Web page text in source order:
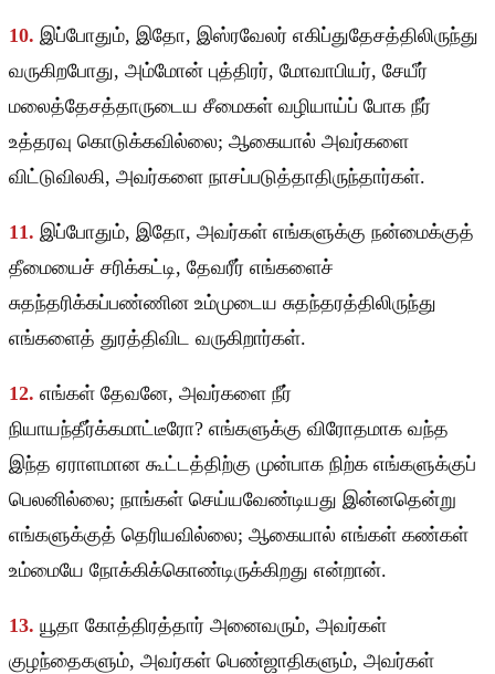
10. இப்போதும், இதோ, இஸ்ரவேலர் எகிப்துதேசத்திலிருந்து
வருகிறபோது, அம்மோன் புத்திரர், மோவாபியர், சேயீர்
மலைத்தேசத்தாருடைய சீமைகள் வழியாய்ப் போக நீர்
உத்தரவு கொடுக்கவில்லை; ஆகையால் அவர்களை
விட்டுவிலகி, அவர்களை நாசப்படுத்தாதிருந்தார்கள்.
11. இப்போதும், இதோ, அவர்கள் எங்களுக்கு நன்மைக்குத்
தீமையைச் சரிக்கட்டி, தேவரீர் எங்களைச்
சுதந்தரிக்கப்பண்ணின உம்முடைய சுதந்தரத்திலிருந்து
எங்களைத் துரத்திவிட வருகிறார்கள்.
12. எங்கள் தேவனே, அவர்களை நீர்
நியாயந்தீர்க்கமாட்டீரோ? எங்களுக்கு விரோதமாக வந்த
இந்த ஏராளமான கூட்டத்திற்கு முன்பாக நிற்க எங்களுக்குப்
பெலனில்லை; நாங்கள் செய்யவேண்டியது இன்னதென்று
எங்களுக்குத் தெரியவில்லை; ஆகையால் எங்கள் கண்கள்
உம்மையே நோக்கிக்கொண்டிருக்கிறது என்றான்.
13. யூதா கோத்திரத்தார் அனைவரும், அவர்கள்
குழந்தைகளும், அவர்கள் பெண்ஜாதிகளும், அவர்கள்